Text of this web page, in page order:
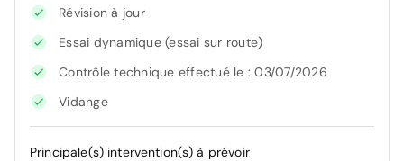
Révision à jour
Essai dynamique (essai sur route)
Contrôle technique effectué le : 03/07/2026
Vidange
Principale(s) intervention(s) à prévoir